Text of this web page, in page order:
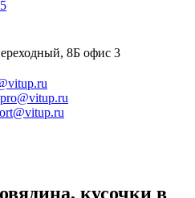
8Б офис 3
pro@vitup.ru
кусочки в